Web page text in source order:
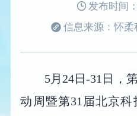
发布时间
信息来源：怀柔
5月24日-31日，
动周暨第31届北京